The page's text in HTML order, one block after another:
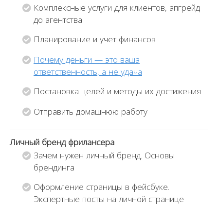
Комплексные услуги для клиентов, апгрейд
до агентства
Планирование и учет финансов
Почему деньги — это ваша
ответственность, а не удача
Постановка целей и методы их достижения
Отправить домашнюю работу
Личный бренд фрилансера
Зачем нужен личный бренд. Основы
брендинга
Оформление страницы в фейсбуке.
Экспертные посты на личной странице